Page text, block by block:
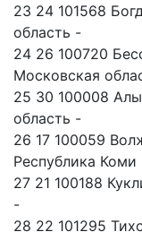
23 24 101568
область -
24 26 100720
Московская
25 30 100008
область -
26 17 100059
Республика Коми
27 21 100188
-
28 22 101295